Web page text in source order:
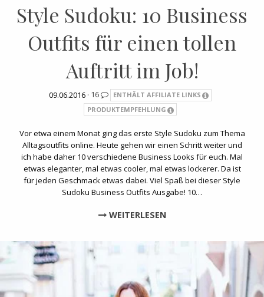
Style Sudoku: 10 Business
Outfits für einen tollen
Auftritt im Job!
09.06.2016 · 16
ENTHÄLT AFFILIATE LINKS
PRODUKTEMPFEHLUNG
Vor etwa einem Monat ging das erste Style Sudoku zum Thema
Alltagsoutfits online. Heute gehen wir einen Schritt weiter und
ich habe daher 10 verschiedene Business Looks für euch. Mal
etwas eleganter, mal etwas cooler, mal etwas lockerer. Da ist
für jeden Geschmack etwas dabei. Viel Spaß bei dieser Style
Sudoku Business Outfits Ausgabe! 10…
WEITERLESEN